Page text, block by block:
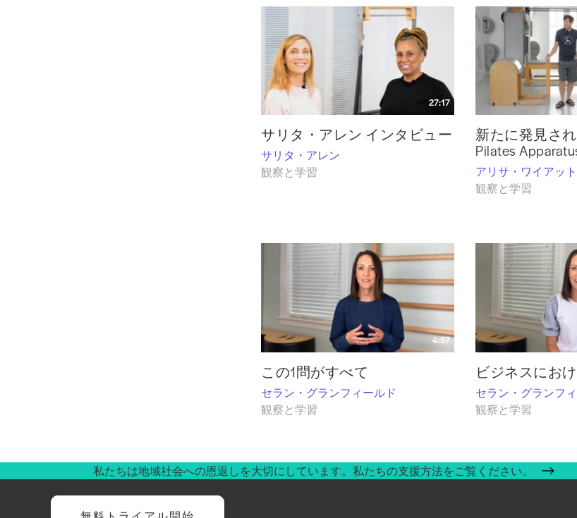
27:17
サリタ・アレン インタビュー
サリタ・アレン
観察と学習
新たに発見さ
Pilates
アリサ・ワイアット
観察と学習
4:57
この1問がすべて
セラン・グランフィールド
観察と学習
ビジネスにお
セラン・グランフ
観察と学習
私たちは地域社会への恩返しを大切にしています。私たちの支援方法をご覧ください。